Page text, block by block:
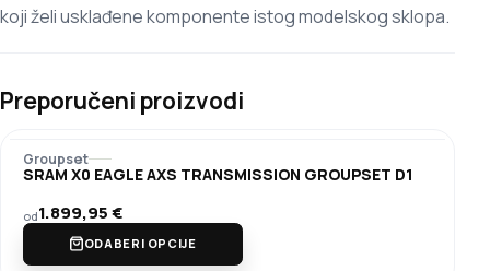
koji želi usklađene komponente istog modelskog sklopa.
Preporučeni proizvodi
Groupset
SRAM X0 EAGLE AXS TRANSMISSION GROUPSET D1
od1.899,95€
ODABERI OPCIJE